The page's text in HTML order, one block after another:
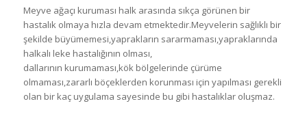
Meyve ağaçı kuruması halk arasında sıkça görünen bir
hastalık olmaya hızla devam etmektedir.Meyvelerin sağlıklı bir
şekilde büyümemesi,yaprakların sararmaması,yapraklarında
halkalı leke hastalığının olması,
dallarının kurumaması,kök bölgelerinde çürüme
olmaması,zararlı böçeklerden korunması için yapılması gerekli
olan bir kaç uygulama sayesinde bu gibi hastalıklar oluşmaz.